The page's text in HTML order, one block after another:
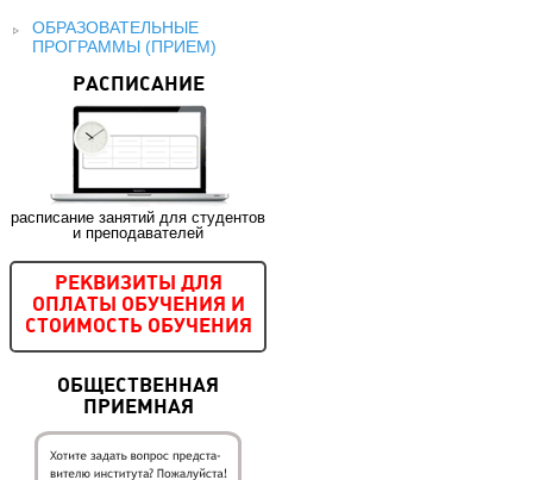
ОБРАЗОВАТЕЛЬНЫЕ
ПРОГРАММЫ (ПРИЕМ)
РАСПИСАНИЕ
расписание занятий для студентов
и преподавателей
РЕКВИЗИТЫ ДЛЯ
ОПЛАТЫ ОБУЧЕНИЯ И
СТОИМОСТЬ ОБУЧЕНИЯ
ОБЩЕСТВЕННАЯ
ПРИЕМНАЯ